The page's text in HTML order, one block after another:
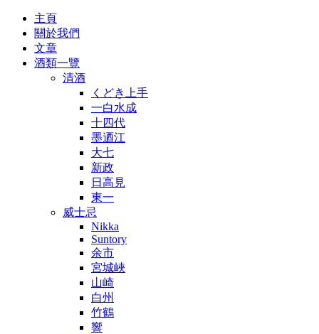
主頁
關於我們
文章
酒類一覽
清酒
くどき上手
一白水成
十四代
墨迺江
大七
新政
日高見
東一
威士忌
Nikka
Suntory
余市
宮城峽
山崎
白州
竹鶴
響